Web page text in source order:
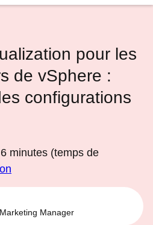
pour les
de vSphere :
configurations
6 minutes (temps de
Manager